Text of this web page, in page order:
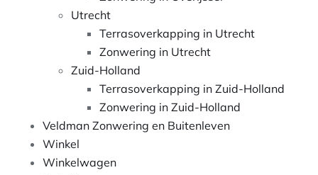
Utrecht
Terrasoverkapping in Utrecht
Zonwering in Utrecht
Zuid-Holland
Terrasoverkapping in Zuid-Holland
Zonwering in Zuid-Holland
Veldman Zonwering en Buitenleven
Winkel
Winkelwagen